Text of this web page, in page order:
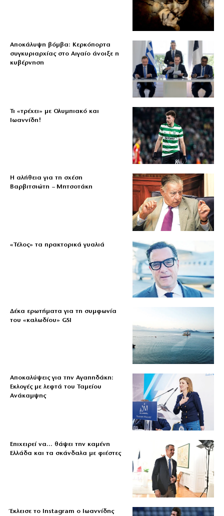
Αποκάλυψη βόμβα: Κερκόπορτα
συγκυριαρχίας στο Αιγαίο άνοιξε η
κυβέρνηση
Τι «τρέχει» με Ολυμπιακό και
Ιωαννίδη!
Η αλήθεια για τη σχέση
Βαρβιτσιώτη – Μητσοτάκη
«Τέλος» τα πρακτορικά γυαλιά
Δέκα ερωτήματα για τη συμφωνία
του «καλωδίου» GSI
Αποκαλύψεις για την Αγαπηδάκη:
Εκλογές με λεφτά του Ταμείου
Ανάκαμψης
Επιχειρεί να… θάψει την καμένη
Ελλάδα και τα σκάνδαλα με φιέστες
Έκλεισε το Instagram ο Ιωαννίδης